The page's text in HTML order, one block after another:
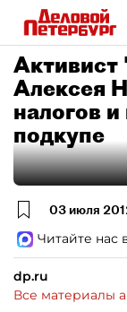
Алексея
налогов
подкупе
03 июля
Читайте нас
dp.ru
Все материалы